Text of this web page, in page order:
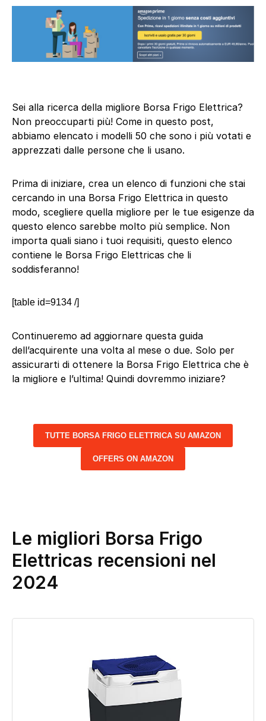
Sei alla ricerca della migliore Borsa Frigo Elettrica?
Non preoccuparti più! Come in questo post,
abbiamo elencato i modelli 50 che sono i più votati e
apprezzati dalle persone che li usano.
Prima di iniziare, crea un elenco di funzioni che stai
cercando in una Borsa Frigo Elettrica in questo
modo, scegliere quella migliore per le tue esigenze da
questo elenco sarebbe molto più semplice. Non
importa quali siano i tuoi requisiti, questo elenco
contiene le Borsa Frigo Elettricas che li
soddisferanno!
[table id=9134 /]
Continueremo ad aggiornare questa guida
dell’acquirente una volta al mese o due. Solo per
assicurarti di ottenere la Borsa Frigo Elettrica che è
la migliore e l’ultima! Quindi dovremmo iniziare?
TUTTE BORSA FRIGO ELETTRICA SU AMAZON
OFFERS ON AMAZON
Le migliori Borsa Frigo
Elettricas recensioni nel
2024